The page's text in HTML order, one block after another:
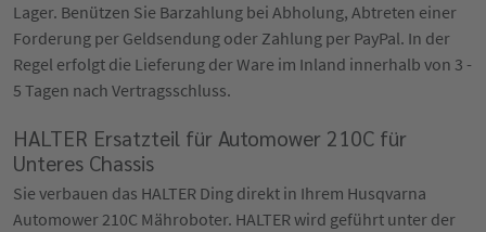
Lager. Benützen Sie Barzahlung bei Abholung, Abtreten einer
Forderung per Geldsendung oder Zahlung per PayPal. In der
Regel erfolgt die Lieferung der Ware im Inland innerhalb von 3 -
5 Tagen nach Vertragsschluss.
HALTER Ersatzteil für Automower 210C für
Unteres Chassis
Sie verbauen das HALTER Ding direkt in Ihrem Husqvarna
Automower 210C Mähroboter. HALTER wird geführt unter der